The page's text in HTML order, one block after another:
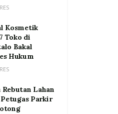
Kosmetik
Toko di
Bakal
Hukum
Rebutan Lahan
Parkir